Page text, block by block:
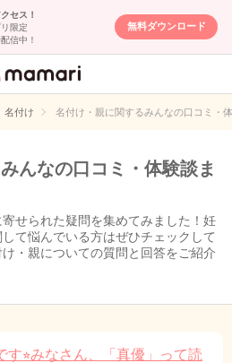
セス！
限定
信中！
無料ダウンロード
専用匿名QA
名付け 名付け・親に関するみんなの口コミ・
んなの口コミ・体験談ま
せられた疑問を集めてみました！妊
て悩んでいる方はぜひチェックして
・親についての質問と回答をご紹介
す⭐︎みなさん、「真優」って読